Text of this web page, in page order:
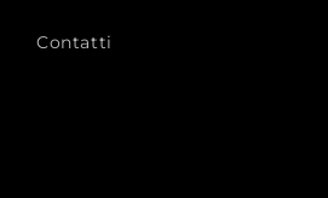
Contatti